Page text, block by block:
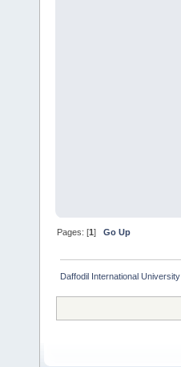
Pages: [1]Go Up
Daffodil International University